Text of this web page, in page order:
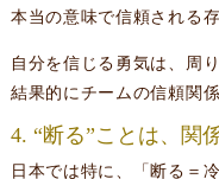
本当の意味で信頼される
自分を信じる勇気は、周
結果的にチームの信頼関
4. “断る”ことは、関
日本では特に、「断る＝